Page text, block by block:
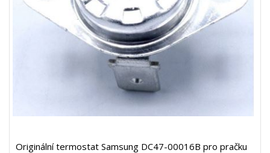
Originální termostat Samsung DC47-00016B pro pračku